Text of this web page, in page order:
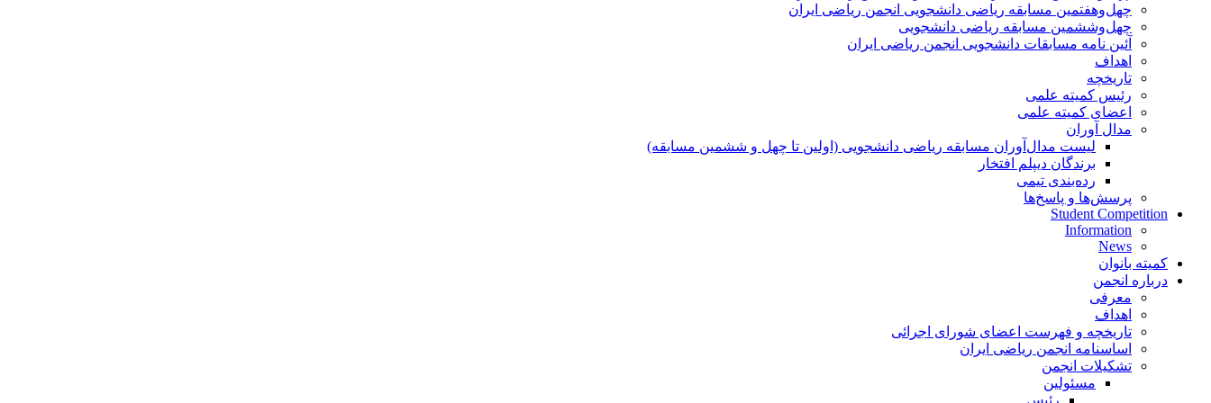
چهل‌و‌هفتمین مسابقه ریاضی دانشجویی انجمن ریاضی ایران
چهل‌و‌ششمین مسابقه ریاضی دانشجویی
آئین نامه مسابقات دانشجویی انجمن ریاضی ایران
اهداف
تاریخچه
رئیس کمیته علمی
اعضای کمیته علمی
مدال آوران
لیست مدال‌آوران مسابقه ریاضی دانشجویی (اولین تا چهل‌ و ششمین مسابقه)
برندگان دیپلم افتخار
رده‌بندی تیمی
پرسش‌ها و پاسخ‌ها
Student Competition
Information
News
کمیته بانوان
درباره انجمن
معرفی
اهداف
تاریخچه و فهرست اعضای شورای اجرائی
اساسنامه انجمن ریاضی ایران
تشکیلات انجمن
مسئولین
رئیس